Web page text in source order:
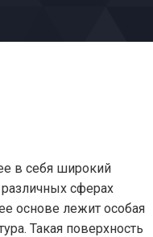
в себя широкий
сферах
основе лежит особая
Такая поверхность